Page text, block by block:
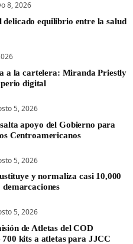
8, 2026
delicado equilibrio entre la salud
a la cartelera: Miranda Priestly
digital
5, 2026
apoyo del Gobierno para
Centroamericanos
5, 2026
y normaliza casi 10,000
5, 2026
de Atletas del COD
700 kits a atletas para JJCC